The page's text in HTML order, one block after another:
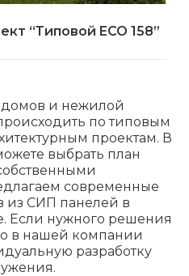
“Типовой ECO 158”
домов и нежилой
по типовым
проектам. В
выбрать план
современные
из СИП панелей в
Если нужного решения
в нашей компании
разработку